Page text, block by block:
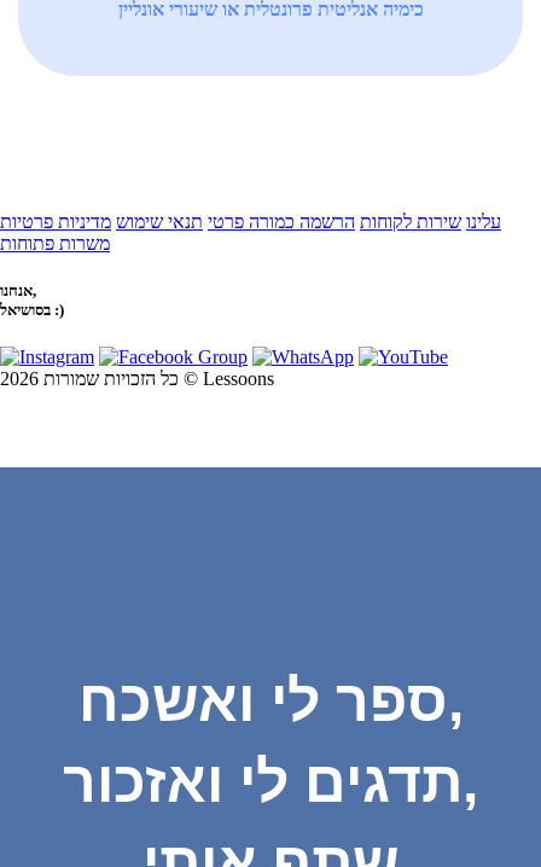
כימיה אנליטית פרונטלית או שיעורי אונליין
עלינו שירות לקוחות הרשמה כמורה פרטי תנאי שימוש מדיניות פרטיות
משרות פתוחות
אנחנו,
בסושיאל :)
כל הזכויות שמורות 2026 © Lessoons
ספר לי ואשכח,
תדגים לי ואזכור,